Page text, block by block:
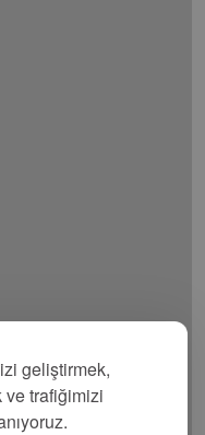
geliştirmek,
trafiğimizi